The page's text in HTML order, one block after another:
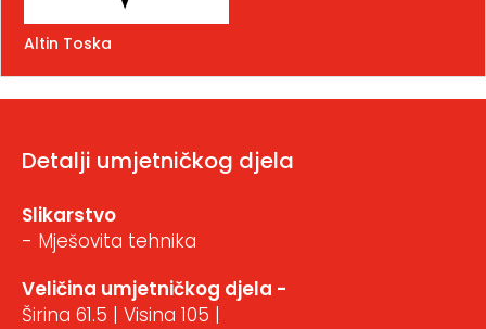
Altin Toska
Detalji umjetničkog djela
Slikarstvo
- Mješovita tehnika
Veličina umjetničkog djela -
Širina 61.5 | Visina 105 |